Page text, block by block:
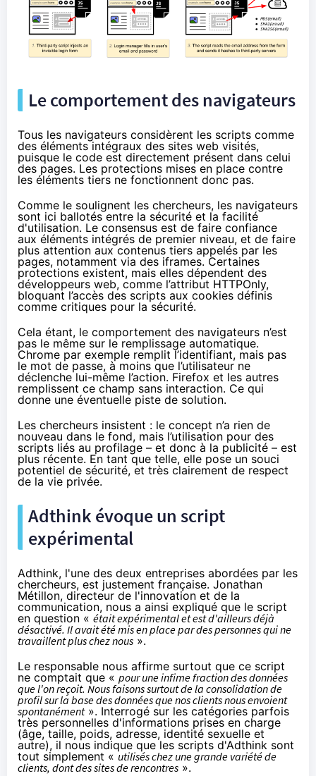
Le comportement des navigateurs
Tous les navigateurs considèrent les scripts comme
des éléments intégraux des sites web visités,
puisque le code est directement présent dans celui
des pages. Les protections mises en place contre
les éléments tiers ne fonctionnent donc pas.
Comme le soulignent les chercheurs, les navigateurs
sont ici ballotés entre la sécurité et la facilité
d'utilisation. Le consensus est de faire confiance
aux éléments intégrés de premier niveau, et de faire
plus attention aux contenus tiers appelés par les
pages, notamment via des iframes. Certaines
protections existent, mais elles dépendent des
développeurs web, comme l’attribut HTTPOnly,
bloquant l’accès des scripts aux cookies définis
comme critiques pour la sécurité.
Cela étant, le comportement des navigateurs n’est
pas le même sur le remplissage automatique.
Chrome par exemple remplit l’identifiant, mais pas
le mot de passe, à moins que l’utilisateur ne
déclenche lui-même l’action. Firefox et les autres
remplissent ce champ sans interaction. Ce qui
donne une éventuelle piste de solution.
Les chercheurs insistent : le concept n’a rien de
nouveau dans le fond, mais l’utilisation pour des
scripts liés au profilage – et donc à la publicité – est
plus récente. En tant que telle, elle pose un souci
potentiel de sécurité, et très clairement de respect
de la vie privée.
Adthink évoque un script
expérimental
Adthink, l'une des deux entreprises abordées par les
chercheurs, est justement française. Jonathan
Métillon, directeur de l'innovation et de la
communication, nous a ainsi expliqué que le script
en question « était expérimental et est d'ailleurs déjà
désactivé. Il avait été mis en place par des personnes qui ne
travaillent plus chez nous ».
Le responsable nous affirme surtout que ce script
ne comptait que « pour une infime fraction des données
que l'on reçoit. Nous faisons surtout de la consolidation de
profil sur la base des données que nos clients nous envoient
spontanément». Interrogé sur les catégories parfois
très personnelles d'informations prises en charge
(âge, taille, poids, adresse, identité sexuelle et
autre), il nous indique que les scripts d'Adthink sont
tout simplement « utilisés chez une grande variété de
clients, dont des sites de rencontres ».